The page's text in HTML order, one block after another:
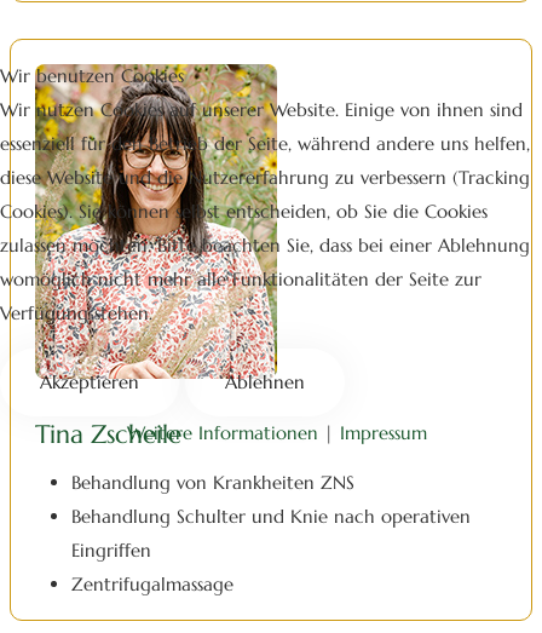
Tina Zscheile
Behandlung von Krankheiten ZNS
Behandlung Schulter und Knie nach operativen
Eingriffen
Zentrifugalmassage
Wir benutzen Cookies
Wir nutzen Cookies auf unserer Website. Einige von ihnen sind
essenziell für den Betrieb der Seite, während andere uns helfen,
diese Website und die Nutzererfahrung zu verbessern (Tracking
Cookies). Sie können selbst entscheiden, ob Sie die Cookies
zulassen möchten. Bitte beachten Sie, dass bei einer Ablehnung
womöglich nicht mehr alle Funktionalitäten der Seite zur
Verfügung stehen.
Akzeptieren Ablehnen
Weitere Informationen | Impressum